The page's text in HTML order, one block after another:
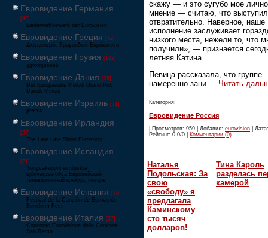
Евровидение Германия
[80]
Liederwettbewerb der Eurovision
Евровидение Греция [52]
Διαγωνισμός Τραγουδιού Ευρώεικονα
Евровидение Грузия [122]
ევროვიზიის
Евровидение Дания [29]
Det Europæiske Melodi Grand Prix
Dansk Melodi
Евровидение Израиль [71]
‏אירוויזיון
Евровидение Ирландия
[27]
The Late Late Show Eurosong
Евровидение Исландия
[21]
Söngvakeppni evrópskra
sjónvarpsstöðva Европейский
телевизионный конкурс певцов
Евровидение Испания [79]
Festival de la Canción de Eurovisión
Benidorm Fest
Евровидение Италия [27]
Concorso Eurovisione della Canzone
San Remo
скажу — и это сугубо мое
мнение — считаю, что
отвратительно. Наверное, наше
исполнение заслуживает
низкого места, нежели то, что
получили», — признается
летняя Катина.
Певица рассказала, что группе
намеренно зани
Читать
Категория:
Евровидение Россия
| Просмотров: 959 | Добавил: eurovision |
Рейтинг: 0.0/0 | Комментарии (0)
Наталья
Подольская: За
свою
«свободу» я
предлагала
Каминскому
сто тысяч
долларов!
Тина Кароль
разделась
камерой